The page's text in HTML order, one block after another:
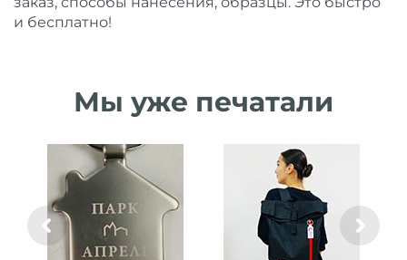
и бесплатно!
Мы уже печатали